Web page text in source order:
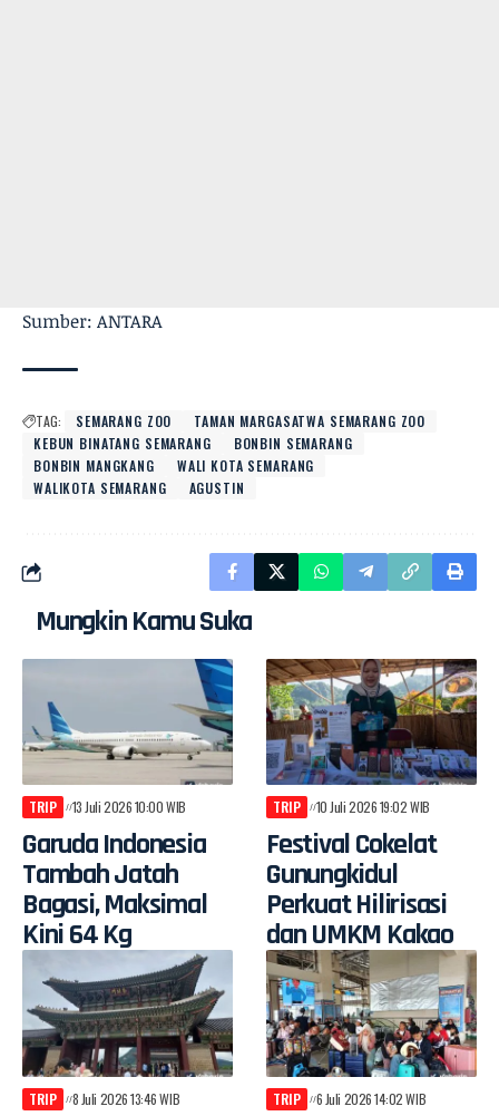
Sumber: ANTARA
TAG: SEMARANG ZOO
TAMAN MARGASATWA SEMARANG ZOO
KEBUN BINATANG SEMARANG
BONBIN SEMARANG
BONBIN MANGKANG
WALI KOTA SEMARANG
WALIKOTA SEMARANG
AGUSTIN
Mungkin Kamu Suka
TRIP 13 Juli 2026 10:00 WIB
Garuda Indonesia
Tambah Jatah
Bagasi, Maksimal
Kini 64 Kg
TRIP 10 Juli 2026 19:02 WIB
Festival Cokelat
Gunungkidul
Perkuat Hilirisasi
dan UMKM Kakao
TRIP 8 Juli 2026 13:46 WIB TRIP 6 Juli 2026 14:02 WIB